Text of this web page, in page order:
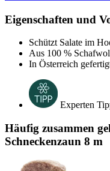
Eigenschaften und
Schützt Salate im
Aus 100 %
In Österreich
Experten
Häufig zusammen
Schneckenzaun 8 m